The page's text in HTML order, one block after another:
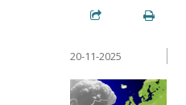
20-11-2025